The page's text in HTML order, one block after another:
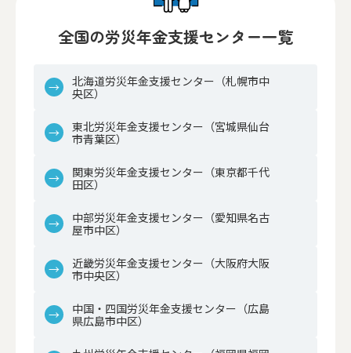
全国の労災年金支援センター一覧
北海道労災年金支援センター（札幌市中
央区）
東北労災年金支援センター（宮城県仙台
市青葉区）
関東労災年金支援センター（東京都千代
田区）
中部労災年金支援センター（愛知県名古
屋市中区）
近畿労災年金支援センター（大阪府大阪
市中央区）
中国・四国労災年金支援センター（広島
県広島市中区）